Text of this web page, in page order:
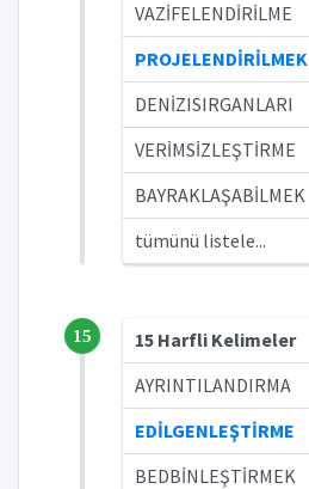
VAZİFELENDİRİLME
PROJELENDİRİLMEK
DENİZISIRGANLARI
VERİMSİZLEŞTİRME
BAYRAKLAŞABİLMEK
tümünü listele...
15
15 Harfli Kelimeler
AYRINTILANDIRMA
EDİLGENLEŞTİRME
BEDBİNLEŞTİRMEK